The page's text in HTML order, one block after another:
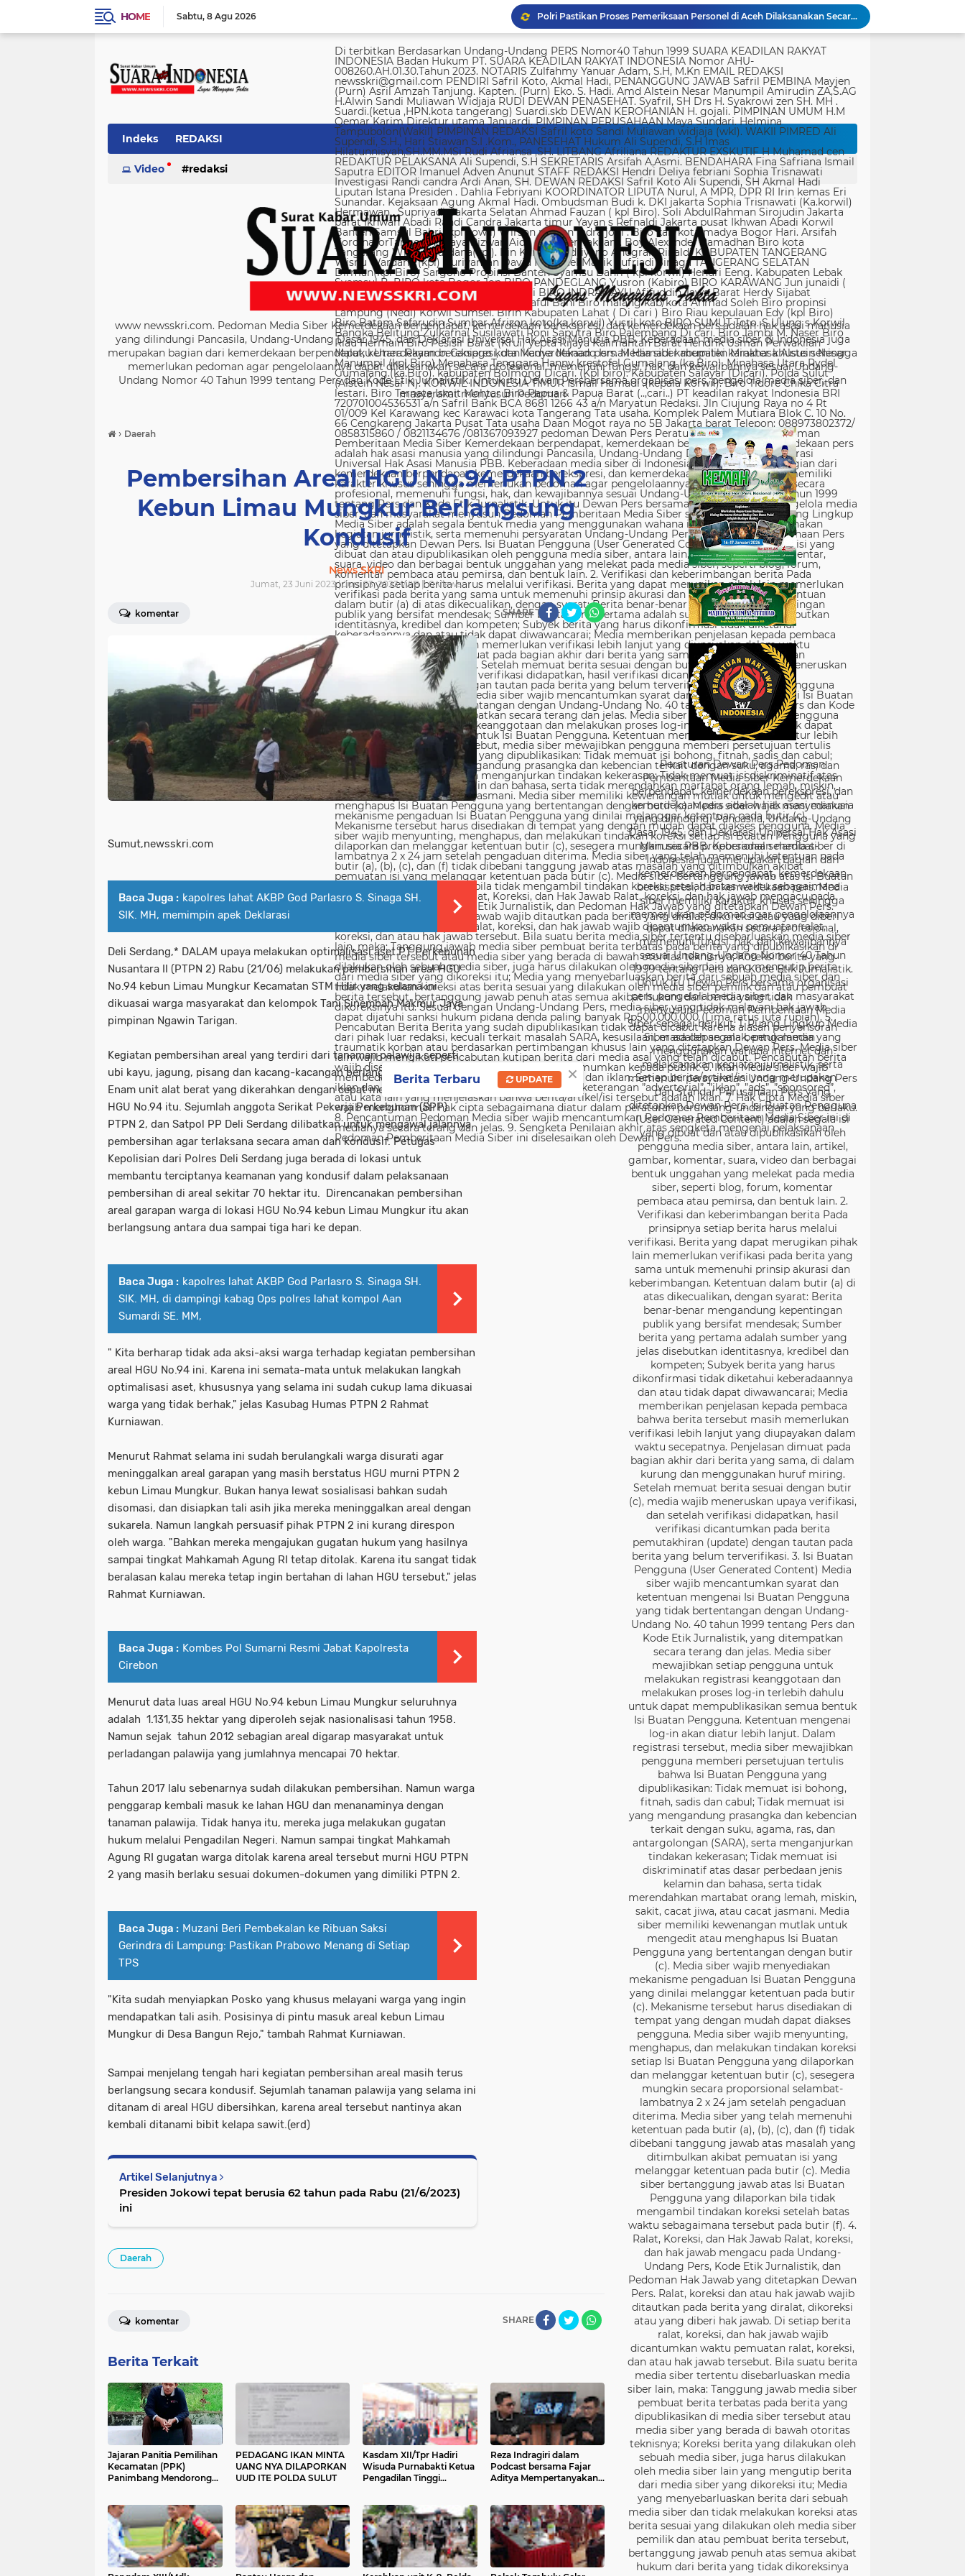
HOME Sabtu 8 Agu 2026
Kondisi Makam Pahlawan Nasional Tuanku Imam Bonjol Dikeluhkan, Masyarakat Harap Pemerintah Segera Lakukan Pembenahan
PWI Kota Tangerang Serahkan SK ke Kesbangpol, Wawan Fauzi: Peran Media Bisa Berdampak Besar hingga Fatal
Bakti Kesehatan Kodam Jaya - Polda Metro Jaya Layani 1.876 Masyarakat di Monas
Imigrasi deportasi 25 WN Vietnam terkait izin tinggal
Bahu Membahu Demi Desa Sehat, Satgas TMMD Bersama Warga Bersihkan Saluran Air
Di terbitkan Berdasarkan Undang-Undang PERS Nomor40 Tahun 1999 SUARA KEADILAN RAKYAT INDONESIA Badan Hukum PT. SUARA KEADILAN RAKYAT INDONESIA Nomor AHU-008260.AH.01.30.Tahun 2023. NOTARIS Zulfahmy Yanuar Adam, S.H, M.Kn EMAIL REDAKSI newsskri@gmail.com PENDIRI Safril Koto, Akmal Hadi, PENANGGUNG JAWAB Safril PEMBINA Mayjen (Purn) Asril Amzah Tanjung. Kapten. (Purn) Eko. S. Hadi. Amd Alstein Nesar Manumpil Amirudin ZA,S.AG H.Alwin Sandi Muliawan Widjaja RUDI DEWAN PENASEHAT. Syafril, SH Drs H. Syakrowi zen SH. MH . Suardi.(ketua ,HPN.kota tangerang) Suardi.skb DEWAN KEROHANIAN H. gojali. PIMPINAN UMUM H.M Qemar Karim Direktur utama Januardi. PIMPINAN PERUSAHAAN Maya Sundari. Helmina Tampubolon(Wakil) PIMPINAN REDAKSI Safril koto Sandi Muliawan widjaja (wkl). WAKIl PIMRED Ali Supendi, S.H., Hari Stiawan S.I .Kom., PANESEHAT Hukum Ali Supendi, S.H Imas Hilatunnisyah,SH.MM.MSi Rudi Afriansa ,SH. LITBANG Afriliana REDAKTUR EXSKUTIF H Muhamad cen REDAKTUR PELAKSANA Ali Supendi, S.H SEKRETARIS Arsifah A,Asmi. BENDAHARA Fina Safriana Ismail Saputra EDITOR Imanuel Adven Anunut STAFF REDAKSI Hendri Deliya febriani Sophia Trisnawati Investigasi Randi candra Ardi Anan, SH. DEWAN REDAKSI Safril Koto Ali Supendi, SH Akmal Hadi Liputan Istana Presiden . Dahlia Febriyani KOORDINATOR LIPUTA Nurul, A MPR, DPR RI Irin kemas Eri Sunandar. Kejaksaan Agung Akmal Hadi. Ombudsman Budi k. DKI jakarta Sophia Trisnawati (Ka.korwil) Hermawan . Supriyadi. Jakarta Selatan Ahmad Fauzan ( kpl Biro). Soli AbdulRahman Sirojudin Jakarta barat Ikhwan Abadi Randi Candra Jakarta timur Yayan s Refnaldi Jakarta pusat Ikhwan Abadi Korwil Banten Samsul Bahri (kpl kowil) Wirson risman Indra joni . Biro kab/kota madya Bogor Hari. Arsifah KordinatorTangerang raya Rizwan Aidil ( kpl. Perwakilan). Boy Alexander Ramadhan Biro kota Tangerang Wisnu Wardana(kpl). Irin Kamas Andriyano Anugrah Rinaldi KABUPATEN TANGERANG Wisnu Wardana (kpl) Nuriyaman David Natanael Manik Sufriadi Sinaga TANGERANG SELATAN Dirman(kpl Biro) Sargono Propinsi Banten Syamsu Bahri ( kpl korwil) Hendri Eeng. Kabupaten Lebak Syamsul B. BIRO kota Bogor Jon BIRO PANDEGLANG Yusron (Kabiro) BIRO KARAWANG Jun junaidi ( kpl Biro) Ugi . BIRO KUNINGAN Nurhadi BIRO INDRAMAYU Afifuddin Jawa Barat Herdy Sijabat (kapowil). BIRO JAWA TIMUR Sofiyan Saful Bahi Biro malang kab/kota Ahmad Soleh Biro propinsi Lampung (Nedi) Korwil Sumsel. Birin Kabupaten Lahat ( Di cari ) Biro Riau kepulauan Edy (kpl Biro) Biro Batam Safarudin Sumbar Afrizon koto(ka korwil) Yusril koto BIRO SUMUT Toto. S Ulung s Korwil Bangka Belitung Zulkarnai Susilawati Roni Saputra Biro Palembang Di cari. Biro Jambi M. Naser Biro Riau Hermain Biro Pesisir Barat (Krui) yepta Rijaya Kalimantan Barat Hendrik Usman Perwakilan Maluku Utara Raymon Caniago kota Madya Manado Ismail Hamadi kabupaten Minahasa Alstein Nesar Manumpil (kpl Biro) Menahasa Tenggara Hanny krestofel Gumalang (ka.Biro). Minahasa Utara Rydel Gumalang.(ka.Biro). kabupaten Bolmong Dicari. (Kpl biro). Kabupaten Salayar (Dicari). Polda Sulut (Alstein Nesar N). KORWIL INDONESIA TIMUR Ismail Hamadi .(kepala Korwil). Biro Tidore Chika Citra lestari. Biro Ternate Ismit Mohtar Biro Papua & Papua Barat (..,cari..) PT keadilan rakyat Indonesia BRI 720701004536531 a/n Safril Bank BCA 8681 1266 43 a/n Maryatun Redaksi. Jln Ciujung Raya no 4 Rt 01/009 Kel Karawang kec Karawaci kota Tangerang Tata usaha. Komplek Palem Mutiara Blok C. 10 No. 66 Cengkareng Jakarta Pusat Tata usaha Daan Mogot raya no 5B Jakarta barat Telepon: 088973802372/ 0858315860 / 0821134676 /081367093927 pedoman Dewan Pers Peraturan Dewan Pers Pedoman Pemberitaan Media Siber Kemerdekaan berpendapat, kemerdekaan berekspresi, dan kemerdekaan pers adalah hak asasi manusia yang dilindungi Pancasila, Undang-Undang Dasar 1945, dan Deklarasi Universal Hak Asasi Manusia PBB. Keberadaan media siber di Indonesia juga merupakan bagian dari kemerdekaan berpendapat, kemerdekaan berekspresi, dan kemerdekaan pers. Media siber memiliki karakter khusus sehingga memerlukan pedoman agar pengelolaannya dapat dilaksanakan secara profesional, memenuhi fungsi, hak, dan kewajibannya sesuai Undang-Undang Nomor 40 Tahun 1999 tentang Pers dan Kode Etik Jurnalistik. Untuk itu Dewan Pers bersama organisasi pers, pengelola media siber, dan masyarakat menyusun Pedoman Pemberitaan Media Siber sebagai berikut: 1. Ruang Lingkup Media Siber adalah segala bentuk media yang menggunakan wahana internet dan melaksanakan kegiatan jurnalistik, serta memenuhi persyaratan Undang-Undang Pers dan Standar Perusahaan Pers yang ditetapkan Dewan Pers. Isi Buatan Pengguna (User Generated Content) adalah segala isi yang dibuat dan atau dipublikasikan oleh pengguna media siber, antara lain, artikel, gambar, komentar, suara, video dan berbagai bentuk unggahan yang melekat pada media siber, seperti blog, forum, komentar pembaca atau pemirsa, dan bentuk lain. 2. Verifikasi dan keberimbangan berita Pada prinsipnya setiap berita harus melalui verifikasi. Berita yang dapat merugikan pihak lain memerlukan verifikasi pada berita yang sama untuk memenuhi prinsip akurasi dan keberimbangan. Ketentuan dalam butir (a) di atas dikecualikan, dengan syarat: Berita benar-benar mengandung kepentingan publik yang bersifat mendesak; Sumber berita yang pertama adalah sumber yang jelas disebutkan identitasnya, kredibel dan kompeten; Subyek berita yang harus dikonfirmasi tidak diketahui keberadaannya dan atau tidak dapat diwawancarai; Media memberikan penjelasan kepada pembaca bahwa berita tersebut masih memerlukan verifikasi lebih lanjut yang diupayakan dalam waktu secepatnya. Penjelasan dimuat pada bagian akhir dari berita yang sama, di dalam kurung dan menggunakan huruf miring. Setelah memuat berita sesuai dengan butir (c), media wajib meneruskan upaya verifikasi, dan setelah verifikasi didapatkan, hasil verifikasi dicantumkan pada berita pemutakhiran (update) dengan tautan pada berita yang belum terverifikasi. 3. Isi Buatan Pengguna (User Generated Content) Media siber wajib mencantumkan syarat dan ketentuan mengenai Isi Buatan Pengguna yang tidak bertentangan dengan Undang-Undang No. 40 tahun 1999 tentang Pers dan Kode Etik Jurnalistik, yang ditempatkan secara terang dan jelas. Media siber mewajibkan setiap pengguna untuk melakukan registrasi keanggotaan dan melakukan proses log-in terlebih dahulu untuk dapat mempublikasikan semua bentuk Isi Buatan Pengguna. Ketentuan mengenai log-in akan diatur lebih lanjut. Dalam registrasi tersebut, media siber mewajibkan pengguna memberi persetujuan tertulis bahwa Isi Buatan Pengguna yang dipublikasikan: Tidak memuat isi bohong, fitnah, sadis dan cabul; Tidak memuat isi yang mengandung prasangka dan kebencian terkait dengan suku, agama, ras, dan antargolongan (SARA), serta menganjurkan tindakan kekerasan; Tidak memuat isi diskriminatif atas dasar perbedaan jenis kelamin dan bahasa, serta tidak merendahkan martabat orang lemah, miskin, sakit, cacat jiwa, atau cacat jasmani. Media siber memiliki kewenangan mutlak untuk mengedit atau menghapus Isi Buatan Pengguna yang bertentangan dengan butir (c). Media siber wajib menyediakan mekanisme pengaduan Isi Buatan Pengguna yang dinilai melanggar ketentuan pada butir (c). Mekanisme tersebut harus disediakan di tempat yang dengan mudah dapat diakses pengguna. Media siber wajib menyunting, menghapus, dan melakukan tindakan koreksi setiap Isi Buatan Pengguna yang dilaporkan dan melanggar ketentuan butir (c), sesegera mungkin secara proporsional selambat-lambatnya 2 x 24 jam setelah pengaduan diterima. Media siber yang telah memenuhi ketentuan pada butir (a), (b), (c), dan (f) tidak dibebani tanggung jawab atas masalah yang ditimbulkan akibat pemuatan isi yang melanggar ketentuan pada butir (c). Media siber bertanggung jawab atas Isi Buatan Pengguna yang dilaporkan bila tidak mengambil tindakan koreksi setelah batas waktu sebagaimana tersebut pada butir (f). 4. Ralat, Koreksi, dan Hak Jawab Ralat, koreksi, dan hak jawab mengacu pada Undang-Undang Pers, Kode Etik Jurnalistik, dan Pedoman Hak Jawab yang ditetapkan Dewan Pers. Ralat, koreksi dan atau hak jawab wajib ditautkan pada berita yang diralat, dikoreksi atau yang diberi hak jawab. Di setiap berita ralat, koreksi, dan hak jawab wajib dicantumkan waktu pemuatan ralat, koreksi, dan atau hak jawab tersebut. Bila suatu berita media siber tertentu disebarluaskan media siber lain, maka: Tanggung jawab media siber pembuat berita terbatas pada berita yang dipublikasikan di media siber tersebut atau media siber yang berada di bawah otoritas teknisnya; Koreksi berita yang dilakukan oleh sebuah media siber, juga harus dilakukan oleh media siber lain yang mengutip berita dari media siber yang dikoreksi itu; Media yang menyebarluaskan berita dari sebuah media siber dan tidak melakukan koreksi atas berita sesuai yang dilakukan oleh media siber pemilik dan atau pembuat berita tersebut, bertanggung jawab penuh atas semua akibat hukum dari berita yang tidak dikoreksinya itu. Sesuai dengan Undang-Undang Pers, media siber yang tidak melayani hak jawab dapat dijatuhi sanksi hukum pidana denda paling banyak Rp500.000.000 (Lima ratus juta rupiah). 5. Pencabutan Berita Berita yang sudah dipublikasikan tidak dapat dicabut karena alasan penyensoran dari pihak luar redaksi, kecuali terkait masalah SARA, kesusilaan, masa depan anak, pengalaman traumatik korban atau berdasarkan pertimbangan khusus lain yang ditetapkan Dewan Pers. Media siber lain wajib mengikuti pencabutan kutipan berita dari media asal yang telah dicabut. Pencabutan berita wajib disertai dengan alasan pencabutan dan diumumkan kepada publik. 6. Iklan Media siber wajib membedakan dengan tegas antara produk berita dan iklan. Setiap berita/artikel/isi yang merupakan iklan dan atau isi berbayar wajib mencantumkan keterangan ”advertorial”, ”iklan”, ”ads”, ”spons
Indeks REDAKSI
Video redaksi
www newsskri.com. Pedoman Media Siber Kemerdekaan berpendapat, kemerdekaan berekspresi, dan kemerdekaan pers adalah hak asasi manusia
yang dilindungi Pancasila, Undang-Undang Dasar 1945, dan Deklarasi Universal Hak Asasi Manusia PBB. Keberadaan media siber di Indonesia juga
merupakan bagian dari kemerdekaan berpendapat, kemerdekaan berekspresi, dan kemerdekaan pers. Media siber memiliki karakter khusus sehingga
memerlukan pedoman agar pengelolaannya dapat dilaksanakan secara profesional, memenuhi fungsi, hak, dan kewajibannya sesuai Undang-
Undang Nomor 40 Tahun 1999 tentang Pers dan Kode Etik Jurnalistik. Untuk itu Dewan Persbersama organisasi pers, pengelola media siber, dan
masyarakat menyusun Pedoman
› Daerah
Pembersihan Areal HGU No.94 PTPN 2
Kebun Limau Mungkur Berlangsung
Kondusif
News SKRI
Jumat, 23 Juni 2023 | Juni 23, 2023 WIB | 0Views
komentar SHARE
Sumut,newsskri.com
Baca Juga : kapolres lahat AKBP God Parlasro S. Sinaga SH.
SIK. MH, memimpin apek Deklarasi
Deli Serdang,* DALAM upaya melakukan optimalisasi aset PT Perkebunan
Nusantara II (PTPN 2) Rabu (21/06) melakukan pembersihan areal HGU
No.94 kebun Limau Mungkur Kecamatan STM Hilir yang selama ini
dikuasai warga masyarakat dan kelompok Tani Sinembah Makmur Jaya
pimpinan Ngawin Tarigan.
Kegiatan pembersihan areal yang terdiri dari tanaman palawija seperti
ubi kayu, jagung, pisang dan kacang-kacangan berlangsung kondusif.
Enam unit alat berat yang dikerahkan dengan cepat membersihkan areal
HGU No.94 itu. Sejumlah anggota Serikat Pekerja Perkebunan (SPP)
PTPN 2, dan Satpol PP Deli Serdang dilibatkan untuk mengawal jalannya
pembersihan agar terlaksana secara aman dan kondusif. Petugas
Kepolisian dari Polres Deli Serdang juga berada di lokasi untuk
membantu terciptanya keamanan yang kondusif dalam pelaksanaan
pembersihan di areal sekitar 70 hektar itu. Direncanakan pembersihan
areal garapan warga di lokasi HGU No.94 kebun Limau Mungkur itu akan
berlangsung antara dua sampai tiga hari ke depan.
Baca Juga : kapolres lahat AKBP God Parlasro S. Sinaga SH.
SIK. MH, di dampingi kabag Ops polres lahat kompol Aan
Sumardi SE. MM,
" Kita berharap tidak ada aksi-aksi warga terhadap kegiatan pembersihan
areal HGU No.94 ini. Karena ini semata-mata untuk melakukan langkah
optimalisasi aset, khususnya yang selama ini sudah cukup lama dikuasai
warga yang tidak berhak," jelas Kasubag Humas PTPN 2 Rahmat
Kurniawan.
Menurut Rahmat selama ini sudah berulangkali warga disurati agar
meninggalkan areal garapan yang masih berstatus HGU murni PTPN 2
kebun Limau Mungkur. Bukan hanya lewat sosialisasi bahkan sudah
disomasi, dan disiapkan tali asih jika mereka meninggalkan areal dengan
sukarela. Namun langkah persuasif pihak PTPN 2 ini kurang direspon
oleh warga. "Bahkan mereka mengajukan gugatan hukum yang hasilnya
sampai tingkat Mahkamah Agung RI tetap ditolak. Karena itu sangat tidak
beralasan kalau mereka tetap ingin bertahan di lahan HGU tersebut," jelas
Rahmat Kurniawan.
Baca Juga : Kombes Pol Sumarni Resmi Jabat Kapolresta
Cirebon
Menurut data luas areal HGU No.94 kebun Limau Mungkur seluruhnya
adalah 1.131,35 hektar yang diperoleh sejak nasionalisasi tahun 1958.
Namun sejak tahun 2012 sebagian areal digarap masyarakat untuk
perladangan palawija yang jumlahnya mencapai 70 hektar.
Tahun 2017 lalu sebenarnya sudah dilakukan pembersihan. Namun warga
penggarap kembali masuk ke lahan HGU dan menanaminya dengan
tanaman palawija. Tidak hanya itu, mereka juga melakukan gugatan
hukum melalui Pengadilan Negeri. Namun sampai tingkat Mahkamah
Agung RI gugatan warga ditolak karena areal tersebut murni HGU PTPN
2 yang masih berlaku sesuai dokumen-dokumen yang dimiliki PTPN 2.
Baca Juga : Muzani Beri Pembekalan ke Ribuan Saksi
Gerindra di Lampung: Pastikan Prabowo Menang di Setiap
TPS
"Kita sudah menyiapkan Posko yang khusus melayani warga yang ingin
mendapatkan tali asih. Posisinya di pintu masuk areal kebun Limau
Mungkur di Desa Bangun Rejo," tambah Rahmat Kurniawan.
Sampai menjelang tengah hari kegiatan pembersihan areal masih terus
berlangsung secara kondusif. Sejumlah tanaman palawija yang selama ini
ditanam di areal HGU dibersihkan, karena areal tersebut nantinya akan
kembali ditanami bibit kelapa sawit.(erd)
Artikel Selanjutnya
Presiden Jokowi tepat berusia 62 tahun pada Rabu (21/6/2023)
ini
Daerah
SHARE
komentar
Berita Terkait
Jajaran Panitia Pemilihan
Kecamatan (PPK)
Panimbang Mendorong
Sebelum berakhirnya
tahapan Pemutakhiran
Data Pemilih
PEDAGANG IKAN MINTA
UANG NYA DILAPORKAN
UUD ITE POLDA SULUT
Kasdam XII/Tpr Hadiri
Wisuda Purnabakti Ketua
Pengadilan Tinggi
Reza Indragiri dalam
Podcast bersama Fajar
Aditya Mempertanyakan
Peraturan Dewan Pers Pedoman
Pemberitaan Media Siber Kemerdekaan
berpendapat, kemerdekaan berekspresi, dan
kemerdekaan pers adalah hak asasi manusia
yang dilindungi Pancasila, Undang-Undang
Dasar 1945, dan Deklarasi Universal Hak Asasi
Manusia PBB. Keberadaan media siber di
Indonesia juga merupakan bagian dari
kemerdekaan berpendapat, kemerdekaan
berekspresi, dan kemerdekaan pers. Media
siber memiliki karakter khusus sehingga
memerlukan pedoman agar pengelolaannya
dapat dilaksanakan secara profesional,
memenuhi fungsi, hak, dan kewajibannya
sesuai Undang-Undang Nomor 40 Tahun
1999 tentang Pers dan Kode Etik Jurnalistik.
Untuk itu Dewan Pers bersama organisasi
pers, pengelola media siber, dan masyarakat
menyusun Pedoman Pemberitaan Media
Siber sebagai berikut: 1. Ruang Lingkup Media
Siber adalah segala bentuk media yang
menggunakan wahana internet dan
melaksanakan kegiatan jurnalistik, serta
memenuhi persyaratan Undang-Undang Pers
dan Standar Perusahaan Pers yang
ditetapkan Dewan Pers. Isi Buatan Pengguna
(User Generated Content) adalah segala isi
yang dibuat dan atau dipublikasikan oleh
pengguna media siber, antara lain, artikel,
gambar, komentar, suara, video dan berbagai
bentuk unggahan yang melekat pada media
siber, seperti blog, forum, komentar
pembaca atau pemirsa, dan bentuk lain. 2.
Verifikasi dan keberimbangan berita Pada
prinsipnya setiap berita harus melalui
verifikasi. Berita yang dapat merugikan pihak
lain memerlukan verifikasi pada berita yang
sama untuk memenuhi prinsip akurasi dan
keberimbangan. Ketentuan dalam butir (a) di
atas dikecualikan, dengan syarat: Berita
benar-benar mengandung kepentingan
publik yang bersifat mendesak; Sumber
berita yang pertama adalah sumber yang
jelas disebutkan identitasnya, kredibel dan
kompeten; Subyek berita yang harus
dikonfirmasi tidak diketahui keberadaannya
dan atau tidak dapat diwawancarai; Media
memberikan penjelasan kepada pembaca
bahwa berita tersebut masih memerlukan
verifikasi lebih lanjut yang diupayakan dalam
waktu secepatnya. Penjelasan dimuat pada
bagian akhir dari berita yang sama, di dalam
kurung dan menggunakan huruf miring.
Setelah memuat berita sesuai dengan butir
(c), media wajib meneruskan upaya verifikasi,
dan setelah verifikasi didapatkan, hasil
verifikasi dicantumkan pada berita
pemutakhiran (update) dengan tautan pada
berita yang belum terverifikasi. 3. Isi Buatan
Pengguna (User Generated Content) Media
siber wajib mencantumkan syarat dan
ketentuan mengenai Isi Buatan Pengguna
yang tidak bertentangan dengan Undang-
Undang No. 40 tahun 1999 tentang Pers dan
Kode Etik Jurnalistik, yang ditempatkan
secara terang dan jelas. Media siber
mewajibkan setiap pengguna untuk
melakukan registrasi keanggotaan dan
melakukan proses log-in terlebih dahulu
untuk dapat mempublikasikan semua bentuk
Isi Buatan Pengguna. Ketentuan mengenai
log-in akan diatur lebih lanjut. Dalam
registrasi tersebut, media siber mewajibkan
pengguna memberi persetujuan tertulis
bahwa Isi Buatan Pengguna yang
dipublikasikan: Tidak memuat isi bohong,
fitnah, sadis dan cabul; Tidak memuat isi
yang mengandung prasangka dan kebencian
terkait dengan suku, agama, ras, dan
antargolongan (SARA), serta menganjurkan
tindakan kekerasan; Tidak memuat isi
diskriminatif atas dasar perbedaan jenis
kelamin dan bahasa, serta tidak
merendahkan martabat orang lemah, miskin,
sakit, cacat jiwa, atau cacat jasmani. Media
siber memiliki kewenangan mutlak untuk
mengedit atau menghapus Isi Buatan
Pengguna yang bertentangan dengan butir
(c). Media siber wajib menyediakan
mekanisme pengaduan Isi Buatan Pengguna
yang dinilai melanggar ketentuan pada butir
(c). Mekanisme tersebut harus disediakan di
tempat yang dengan mudah dapat diakses
pengguna. Media siber wajib menyunting,
menghapus, dan melakukan tindakan koreksi
setiap Isi Buatan Pengguna yang dilaporkan
dan melanggar ketentuan butir (c), sesegera
mungkin secara proporsional selambat-
lambatnya 2 x 24 jam setelah pengaduan
diterima. Media siber yang telah memenuhi
ketentuan pada butir (a), (b), (c), dan (f) tidak
dibebani tanggung jawab atas masalah yang
ditimbulkan akibat pemuatan isi yang
melanggar ketentuan pada butir (c). Media
siber bertanggung jawab atas Isi Buatan
Pengguna yang dilaporkan bila tidak
mengambil tindakan koreksi setelah batas
waktu sebagaimana tersebut pada butir (f). 4.
Ralat, Koreksi, dan Hak Jawab Ralat, koreksi,
dan hak jawab mengacu pada Undang-
Undang Pers, Kode Etik Jurnalistik, dan
Pedoman Hak Jawab yang ditetapkan Dewan
Pers. Ralat, koreksi dan atau hak jawab wajib
ditautkan pada berita yang diralat, dikoreksi
atau yang diberi hak jawab. Di setiap berita
ralat, koreksi, dan hak jawab wajib
dicantumkan waktu pemuatan ralat, koreksi,
dan atau hak jawab tersebut. Bila suatu berita
media siber tertentu disebarluaskan media
siber lain, maka: Tanggung jawab media siber
pembuat berita terbatas pada berita yang
dipublikasikan di media siber tersebut atau
media siber yang berada di bawah otoritas
teknisnya; Koreksi berita yang dilakukan oleh
sebuah media siber, juga harus dilakukan
oleh media siber lain yang mengutip berita
dari media siber yang dikoreksi itu; Media
yang menyebarluaskan berita dari sebuah
media siber dan tidak melakukan koreksi atas
berita sesuai yang dilakukan oleh media siber
pemilik dan atau pembuat berita tersebut,
bertanggung jawab penuh atas semua akibat
hukum dari berita yang tidak dikoreksinya
×
Berita Terbaru UPDATE